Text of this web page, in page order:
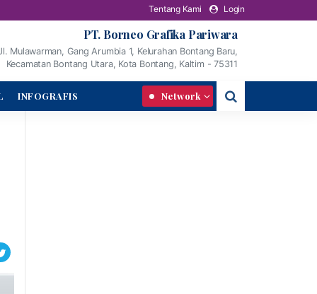
Tentang Kami Login
PT. Borneo Grafika Pariwara
Mulawarman, Gang Arumbia 1, Kelurahan Bontang Baru,
Kecamatan Bontang Utara, Kota Bontang, Kaltim - 75311
INFOGRAFIS Network